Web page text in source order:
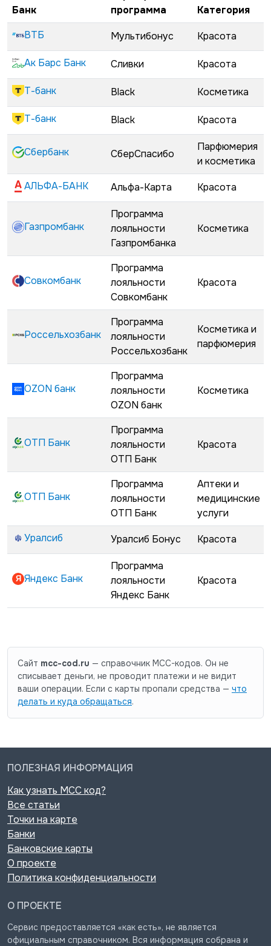
Банк
программа
Категория
ВТБ
Мультибонус Красота
Ак Барс Банк Сливки Красота
Т-банк Black Косметика
Т-банк Black Красота
Сбербанк СберСпасибо
Парфюмерия
и косметика
АЛЬФА-БАНК Альфа-Карта Красота
Газпромбанк
Программа
лояльности
Газпромбанка
Косметика
Совкомбанк
Программа
лояльности
Совкомбанк
Красота
Россельхозбанк
Программа
лояльности
Россельхозбанк
Косметика и
парфюмерия
OZON банк
Программа
лояльности
OZON банк
Косметика
ОТП Банк
Программа
лояльности
ОТП Банк
Красота
ОТП Банк
Программа
лояльности
ОТП Банк
Аптеки и
медицинские
услуги
Уралсиб Уралсиб Бонус Красота
Яндекс Банк
Программа
лояльности
Яндекс Банк
Красота
Сайт mcc-cod.ru — справочник MCC-кодов. Он не
списывает деньги, не проводит платежи и не видит
ваши операции. Если с карты пропали средства — что
делать и куда обращаться.
ПОЛЕЗНАЯ ИНФОРМАЦИЯ
Как узнать MCC код?
Все статьи
Точки на карте
Банки
Банковские карты
О проекте
Политика конфиденциальности
О ПРОЕКТЕ
Сервис предоставляется «как есть», не является
официальным справочником. Вся информация собрана и